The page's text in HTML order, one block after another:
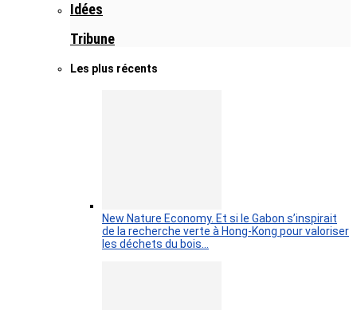
Idées
Tribune
Les plus récents
New Nature Economy. Et si le Gabon s’inspirait
de la recherche verte à Hong-Kong pour valoriser
les déchets du bois…